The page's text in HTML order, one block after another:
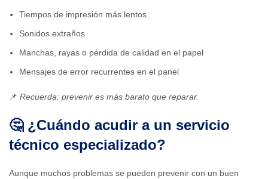
Tiempos de impresión más lentos
Sonidos extraños
Manchas, rayas o pérdida de calidad en el papel
Mensajes de error recurrentes en el panel
📌 Recuerda: prevenir es más barato que reparar.
🤔 ¿Cuándo acudir a un servicio
técnico especializado?
Aunque muchos problemas se pueden prevenir con un buen